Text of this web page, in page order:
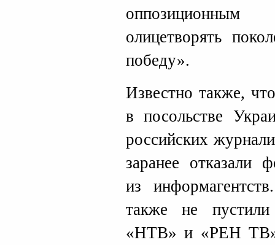
олицетворять
победу».
Известно также,
в посольстве
российских
заранее отказали
из
также не пустили
«НТВ» и «РЕН